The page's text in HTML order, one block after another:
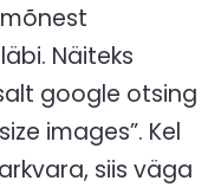
Näiteks
google otsing
images”. Kel
siis väga